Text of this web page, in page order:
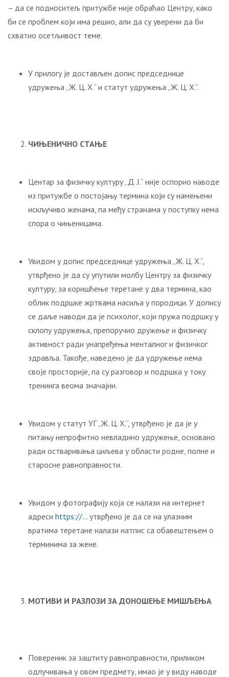
– да се подноситељ притужбе није обраћао Центру, како
би се проблем који има решио, али да су уверени да би
схватио осетљивост теме.
У прилогу је достављен допис председнице
удружења „Ж. Ц. Х.“ и статут удружења „Ж. Ц. Х.“.
ЧИЊЕНИЧНО СТАЊЕ
Центар за физичку културу „Д. Ј.“ није оспорио наводе
из притужбе о постојању термина који су намењени
искључиво женама, па међу странама у поступку нема
спора о чињеницама.
Увидом у допис председнице удружења „Ж. Ц. Х.“,
утврђено је да су упутили молбу Центру за физичку
културу, за коришћење теретане у два термина, као
облик подршке жртвама насиља у породици. У допису
се даље наводи да је психолог, који пружа подршку у
склопу удружења, препоручио дружење и физичку
активност ради унапређења менталног и физичког
здравља. Такође, наведено је да удружење нема
своје просторије, па су разговор и подршка у току
тренинга веома значајни.
Увидом у статут УГ „Ж. Ц. Х.“, утврђено је да је у
питању непрофитно невладино удружење, основано
ради остваривања циљева у области родне, полне и
старосне равноправности.
Увидом у фотографију која се налази на интернет
адреси https://… утврђено је да се на улазним
вратима теретане налази натпис са обавештењем о
терминима за жене.
МОТИВИ И РАЗЛОЗИ ЗА ДОНОШЕЊЕ МИШЉЕЊА
Повереник за заштиту равноправности, приликом
одлучивања у овом предмету, имао је у виду наводе